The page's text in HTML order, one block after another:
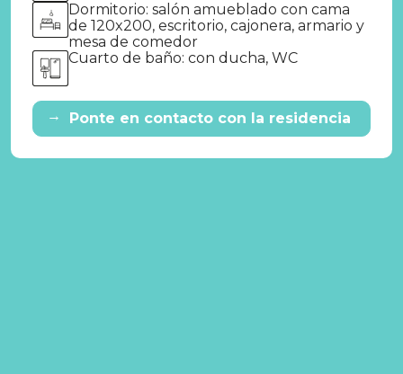
Dormitorio: salón amueblado con cama
de 120x200, escritorio, cajonera, armario y
mesa de comedor
Cuarto de baño: con ducha, WC
→ Ponte en contacto con la residencia